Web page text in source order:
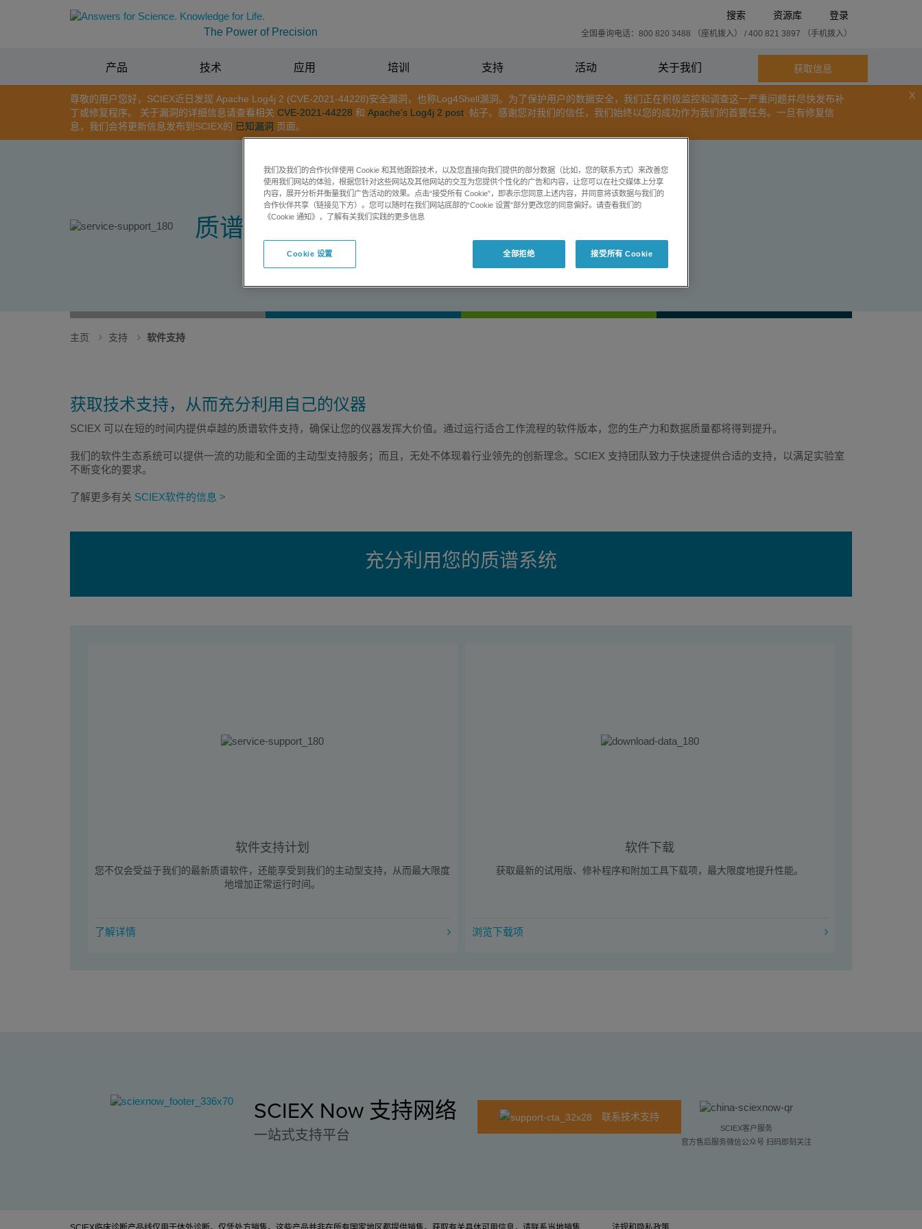
The Power of Precision
搜索 资源库 登录
全国垂询电话：800 820 3488 （座机拨入） / 400 821 3897 （手机拨入）
产品 技术 应用 培训 支持 活动 关于我们 获取信息
X
尊敬的用户您好，SCIEX近日发现 Apache Log4j 2 (CVE-2021-44228)安全漏洞，也称Log4Shell漏洞。为了保护用户的数据安全，我们正在积极监控和调查这一严重问题并尽快发布补
丁或修复程序。 关于漏洞的详细信息请查看相关 CVE-2021-44228 和 Apache's Log4j 2 post . 帖子。感谢您对我们的信任，我们始终以您的成功作为我们的首要任务。一旦有修复信
息，我们会将更新信息发布到SCIEX的 已知漏洞 页面。
质谱分析软件支持
主页 支持 软件支持
获取技术支持，从而充分利用自己的仪器
SCIEX 可以在短的时间内提供卓越的质谱软件支持，确保让您的仪器发挥大价值。通过运行适合工作流程的软件版本，您的生产力和数据质量都将得到提升。
我们的软件生态系统可以提供一流的功能和全面的主动型支持服务；而且，无处不体现着行业领先的创新理念。SCIEX 支持团队致力于快速提供合适的支持，以满足实验室
不断变化的要求。
了解更多有关 SCIEX软件的信息 >
充分利用您的质谱系统
软件支持计划
您不仅会受益于我们的最新质谱软件，还能享受到我们的主动型支持，从而最大限度
地增加正常运行时间。
了解详情
软件下载
获取最新的试用版、修补程序和附加工具下载项，最大限度地提升性能。
浏览下载项
SCIEX Now 支持网络
一站式支持平台
联系技术支持
SCIEX客户服务
官方售后服务微信公众号 扫码即刻关注
我们及我们的合作伙伴使用 Cookie 和其他跟踪技术，以及您直接向我们提供的部分数据（比如，您的联系方式）来改善您
使用我们网站的体验，根据您针对这些网站及其他网站的交互为您提供个性化的广告和内容，让您可以在社交媒体上分享
内容，展开分析并衡量我们广告活动的效果。点击“接受所有 Cookie”，即表示您同意上述内容，并同意将该数据与我们的
合作伙伴共享（链接见下方）。您可以随时在我们网站底部的“Cookie 设置”部分更改您的同意偏好。请查看我们的
《Cookie 通知》，了解有关我们实践的更多信息
Cookie 设置 全部拒绝 接受所有 Cookie